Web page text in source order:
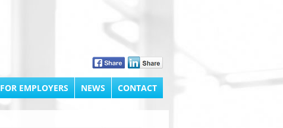
FOR EMPLOYERS NEWS CONTACT